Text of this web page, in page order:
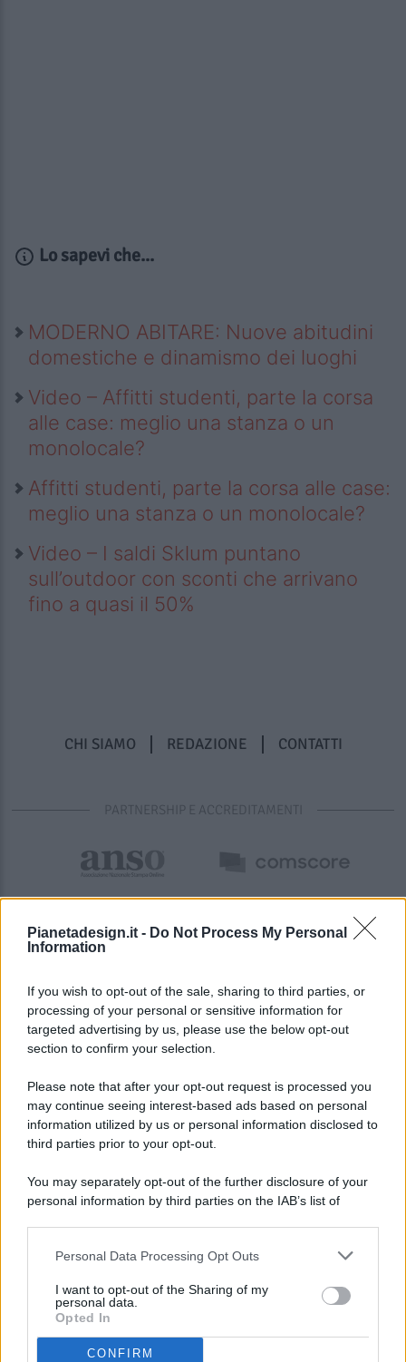
Pianetadesign.it - Do Not Process My Personal
Information
If you wish to opt-out of the sale, sharing to third parties, or
processing of your personal or sensitive information for
targeted advertising by us, please use the below opt-out
section to confirm your selection.
Please note that after your opt-out request is processed you
may continue seeing interest-based ads based on personal
information utilized by us or personal information disclosed to
third parties prior to your opt-out.
You may separately opt-out of the further disclosure of your
personal information by third parties on the IAB’s list of
This information may also be disclosed by us to third parties
disclose it to other third parties.
Personal Data Processing Opt Outs
I want to opt-out of the Sharing of my
personal data.
Opted In
CONFIRM
Lo sapevi che...
MODERNO ABITARE: Nuove abitudini
domestiche e dinamismo dei luoghi
Video – Affitti studenti, parte la corsa
alle case: meglio una stanza o un
monolocale?
Affitti studenti, parte la corsa alle case:
meglio una stanza o un monolocale?
Video – I saldi Sklum puntano
sull’outdoor con sconti che arrivano
fino a quasi il 50%
CHI SIAMO REDAZIONE CONTATTI
PARTNERSHIP E ACCREDITAMENTI
© 2026 - Pianeta Design - P.IVA 04827280654 - Testata
Registrata Al Tribunale Di Nocera Inferiore N. 8/2020 - RG N.
ISCRIZIONE AL ROC N. 35792 – ISCRITTA ALL’ANSO
(ASSOCIAZIONE NAZIONALE STAMPA ONLINE)
PREFERENZE PRIVACY